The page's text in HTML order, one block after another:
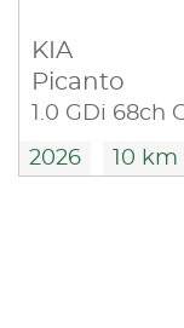
KIA
Picanto
1.0 GDi 68ch
2026 10 km